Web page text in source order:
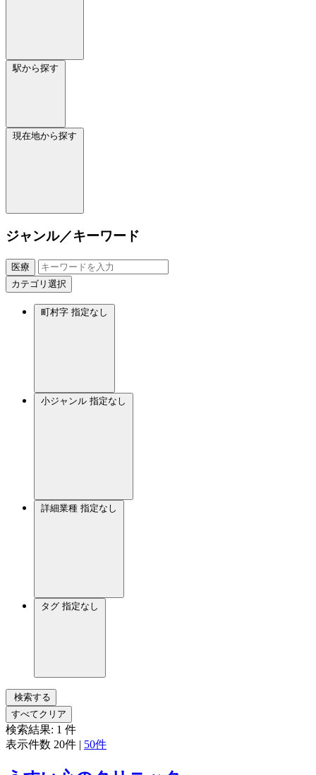
駅から探す
現在地から探す
ジャンル／キーワード
医療
カテゴリ選択
町村字 指定なし
小ジャンル 指定なし
詳細業種 指定なし
タグ 指定なし
検索する
すべてクリア
検索結果: 1 件
表示件数 20件 | 50件